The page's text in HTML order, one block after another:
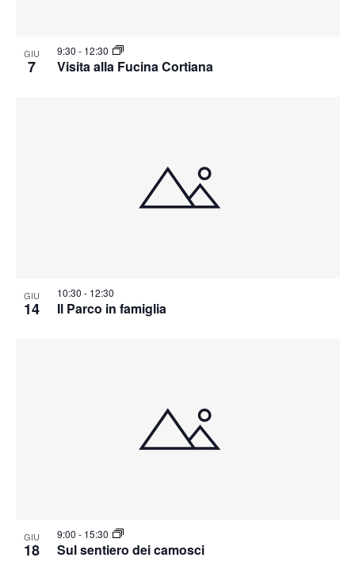
GIU
7 Visita alla Fucina Cortiana
9:30 - 12:30
GIU
14 Il Parco in famiglia
10:30 - 12:30
GIU
18 Sul sentiero dei camosci
9:00 - 15:30